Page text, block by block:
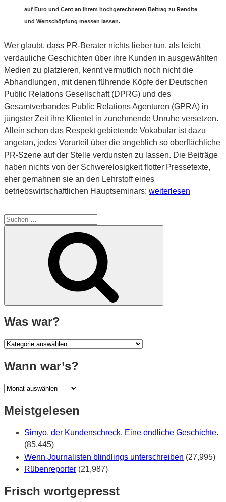
auf Euro und Cent an ihrem hochgerechneten Beitrag zu Rendite
und Wertschöpfung messen lassen.
Wer glaubt, dass PR-Berater nichts lieber tun, als leicht
verdauliche Geschichten über ihre Kunden in ausgewählten
Medien zu platzieren, kennt vermutlich noch nicht die
Abhandlungen, mit denen führende Köpfe der Deutschen
Public Relations Gesellschaft (DPRG) und des
Gesamtverbandes Public Relations Agenturen (GPRA) in
jüngster Zeit ihre Klientel in zunehmende Unruhe versetzen.
Allein schon das Respekt gebietende Vokabular ist dazu
angetan, jedes Vorurteil über die angeblich so oberflächliche
PR-Szene auf der Stelle verdunsten zu lassen. Die Beiträge
haben nichts von der Schwerelosigkeit flotter Pressetexte,
eher gemahnen sie an den Lehrstoff eines
betriebswirtschaftlichen Hauptseminars: „Lasst
weiterlesen
Suche
Was war?
Was
Wann war’s?
Wann
Meistgelesen
Simyo, der Kundenschreck. Eine endliche Geschichte.
(85,445)
Wenn Journalisten blindlings unterschreiben (27,995)
Rübenreporter (21,987)
Frisch wortgepresst